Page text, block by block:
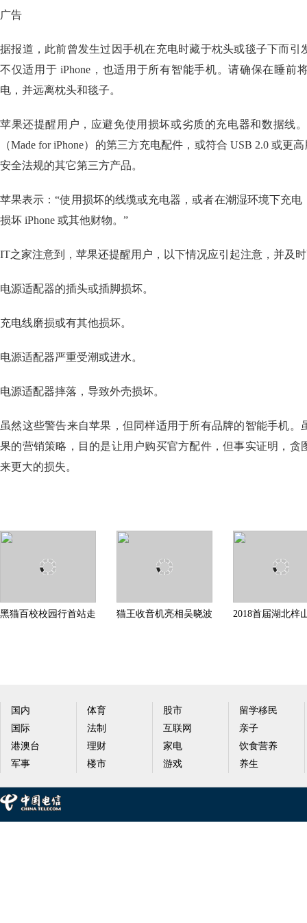
广告
据报道，此前曾发生过因手机在充电时藏于枕头或毯子下而引
不仅适用于 iPhone，也适用于所有智能手机。请确保在睡前
电，并远离枕头和毯子。
苹果还提醒用户，应避免使用损坏或劣质的充电器和数据线
（Made for iPhone）的第三方充电配件，或符合 USB 2.0 或更
安全法规的其它第三方产品。
苹果表示：“使用损坏的线缆或充电器，或者在潮湿环境下充
损坏 iPhone 或其他财物。”
IT之家注意到，苹果还提醒用户，以下情况应引起注意，并及
电源适配器的插头或插脚损坏。
充电线磨损或有其他损坏。
电源适配器严重受潮或进水。
电源适配器摔落，导致外壳损坏。
虽然这些警告来自苹果，但同样适用于所有品牌的智能手机。
果的营销策略，目的是让用户购买官方配件，但事实证明，贪
来更大的损失。
黑猫百校校园行首站走
猫王收音机亮相吴晓波
2018首届湖北梓
国内
国际
港澳台
军事
体育
法制
理财
楼市
股市
互联网
家电
游戏
留学移民
亲子
饮食营养
养生